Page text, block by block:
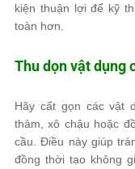
kiện thuận lợi để kỹ
toàn hơn.
Thu dọn vật dụng
Hãy cất gọn các vật
thảm, xô chậu hoặc
cầu. Điều này giúp
đồng thời tạo không